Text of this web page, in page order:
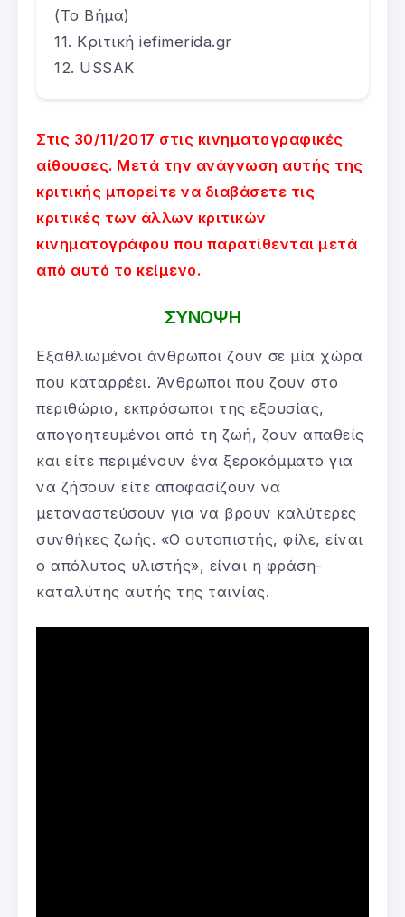
(Το Βήμα)
Κριτική iefimerida.gr
USSAK
Στις 30/11/2017 στις κινηματογραφικές
αίθουσες. Μετά την ανάγνωση αυτής της
κριτικής μπορείτε να διαβάσετε τις
κριτικές των άλλων κριτικών
κινηματογράφου που παρατίθενται μετά
από αυτό το κείμενο.
ΣΥΝΟΨΗ
Εξαθλιωμένοι άνθρωποι ζουν σε μία χώρα
που καταρρέει. Άνθρωποι που ζουν στο
περιθώριο, εκπρόσωποι της εξουσίας,
απογοητευμένοι από τη ζωή, ζουν απαθείς
και είτε περιμένουν ένα ξεροκόμματο για
να ζήσουν είτε αποφασίζουν να
μεταναστεύσουν για να βρουν καλύτερες
συνθήκες ζωής. «Ο ουτοπιστής, φίλε, είναι
ο απόλυτος υλιστής», είναι η φράση-
καταλύτης αυτής της ταινίας.